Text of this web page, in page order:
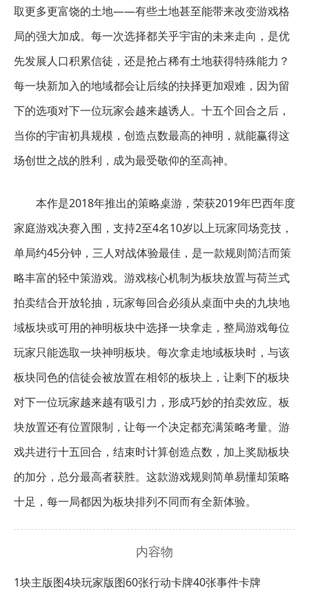
取更多更富饶的土地——有些土地甚至能带来改变游戏格
局的强大加成。每一次选择都关乎宇宙的未来走向，是优
先发展人口积累信徒，还是抢占稀有土地获得特殊能力？
每一块新加入的地域都会让后续的抉择更加艰难，因为留
下的选项对下一位玩家会越来越诱人。十五个回合之后，
当你的宇宙初具规模，创造点数最高的神明，就能赢得这
场创世之战的胜利，成为最受敬仰的至高神。
本作是2018年推出的策略桌游，荣获2019年巴西年度
家庭游戏决赛入围，支持2至4名10岁以上玩家同场竞技，
单局约45分钟，三人对战体验最佳，是一款规则简洁而策
略丰富的轻中策游戏。游戏核心机制为板块放置与荷兰式
拍卖结合开放轮抽，玩家每回合必须从桌面中央的九块地
域板块或可用的神明板块中选择一块拿走，整局游戏每位
玩家只能选取一块神明板块。每次拿走地域板块时，与该
板块同色的信徒会被放置在相邻的板块上，让剩下的板块
对下一位玩家越来越有吸引力，形成巧妙的拍卖效应。板
块放置还有位置限制，让每一个决定都充满策略考量。游
戏共进行十五回合，结束时计算创造点数，加上奖励板块
的加分，总分最高者获胜。这款游戏规则简单易懂却策略
十足，每一局都因为板块排列不同而有全新体验。
内容物
1块主版图4块玩家版图60张行动卡牌40张事件卡牌